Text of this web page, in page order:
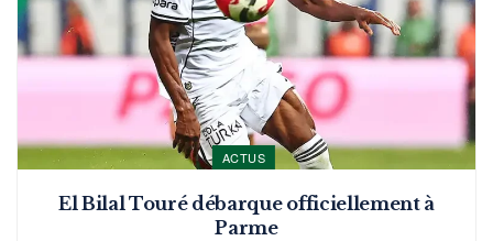
ACTUS
El Bilal Touré débarque officiellement à
Parme